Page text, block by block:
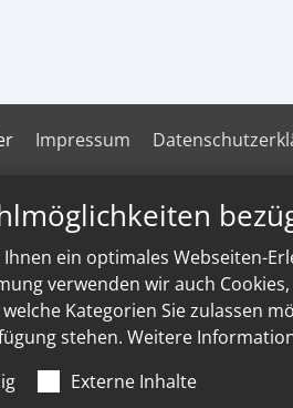
ein optimales Webseiten-
verwenden wir auch
Kategorien Sie zulassen
stehen. Weitere
Externe Inhalte
Impressum